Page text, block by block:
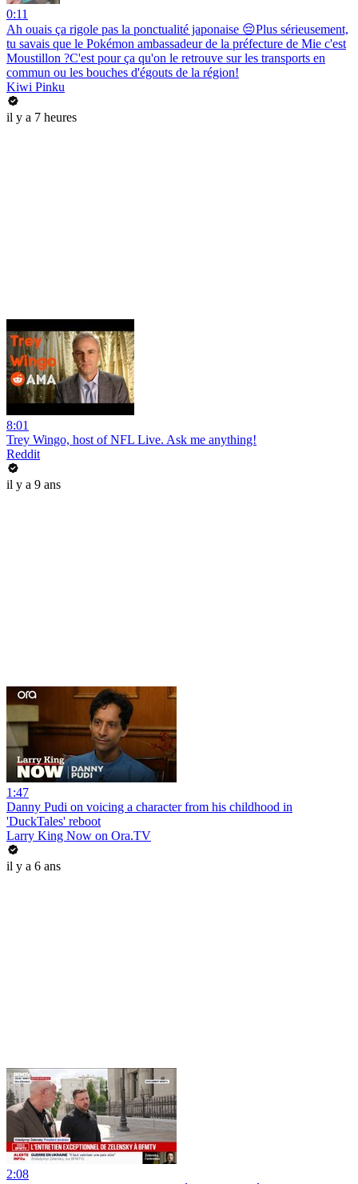
0:11
Ah ouais ça rigole pas la ponctualité japonaise 😔Plus sérieusement,
tu savais que le Pokémon ambassadeur de la préfecture de Mie c'est
Moustillon ?C'est pour ça qu'on le retrouve sur les transports en
commun ou les bouches d'égouts de la région!
Kiwi Pinku
il y a 7 heures
8:01
Trey Wingo, host of NFL Live. Ask me anything!
Reddit
il y a 9 ans
1:47
Danny Pudi on voicing a character from his childhood in
'DuckTales' reboot
Larry King Now on Ora.TV
il y a 6 ans
2:08